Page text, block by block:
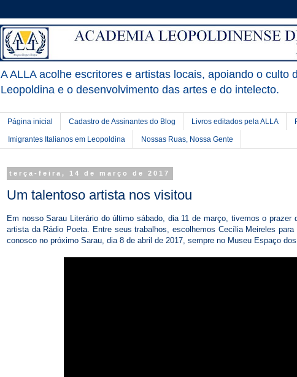
A ALLA acolhe escritores e artistas locais, apoiando o culto
Leopoldina e o desenvolvimento das artes e do intelecto.
Página inicial Cadastro de Assinantes do Blog Livros editados pela ALLA
Imigrantes Italianos em Leopoldina Nossas Ruas, Nossa Gente
terça-feira, 14 de março de 2017
Um talentoso artista nos visitou
Em nosso Sarau Literário do último sábado, dia 11 de março, tivemos o
artista da Rádio Poeta. Entre seus trabalhos, escolhemos Cecília Meireles
conosco no próximo Sarau, dia 8 de abril de 2017, sempre no Museu Espaço